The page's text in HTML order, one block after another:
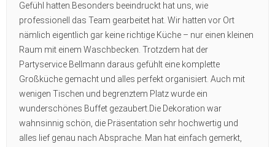
Gefühl hatten.Besonders beeindruckt hat uns, wie
professionell das Team gearbeitet hat. Wir hatten vor Ort
nämlich eigentlich gar keine richtige Küche – nur einen kleinen
Raum mit einem Waschbecken. Trotzdem hat der
Partyservice Bellmann daraus gefühlt eine komplette
Großküche gemacht und alles perfekt organisiert. Auch mit
wenigen Tischen und begrenztem Platz wurde ein
wunderschönes Buffet gezaubert.Die Dekoration war
wahnsinnig schön, die Präsentation sehr hochwertig und
alles lief genau nach Absprache. Man hat einfach gemerkt,